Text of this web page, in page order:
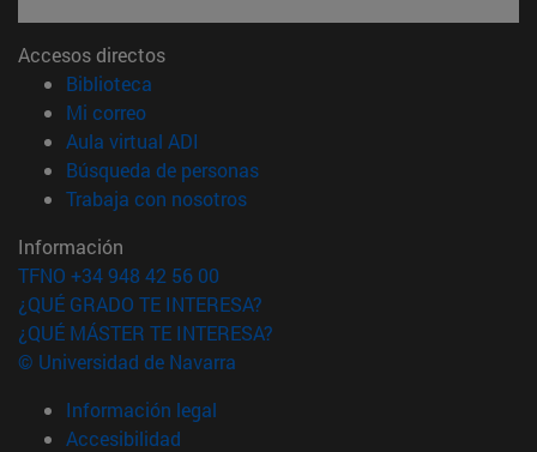
Accesos directos
Biblioteca
Mi correo(abre en nueva ventana)
Aula virtual ADI
Búsqueda de personas(abre en nueva ventana)
Trabaja con nosotros(abre en nueva ventana)
Información
TFNO +34 948 42 56 00
¿QUÉ GRADO TE INTERESA?
¿QUÉ MÁSTER TE INTERESA?
© Universidad de Navarra
Información legal
Accesibilidad